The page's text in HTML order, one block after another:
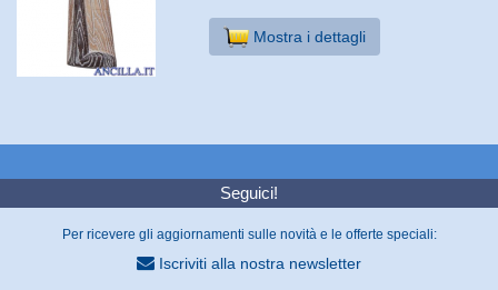
Mostra i dettagli
Seguici!
Per ricevere gli aggiornamenti sulle novità e le offerte speciali:
Iscriviti alla nostra newsletter